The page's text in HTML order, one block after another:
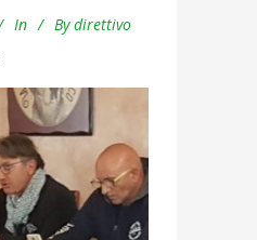
In By direttivo